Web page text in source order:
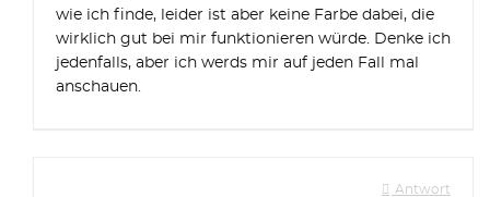
wie ich finde, leider ist aber keine Farbe dabei, die
wirklich gut bei mir funktionieren würde. Denke ich
jedenfalls, aber ich werds mir auf jeden Fall mal
anschauen.
Antwort